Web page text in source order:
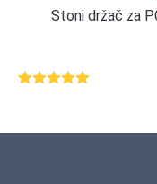
Stoni držač za
ocene